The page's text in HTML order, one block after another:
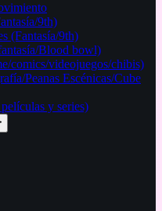
9th)
(Fantasía/9th)
Blood bowl)
comics/videojuegos/chibis)
Peanas Escénicas/Cube
y series)